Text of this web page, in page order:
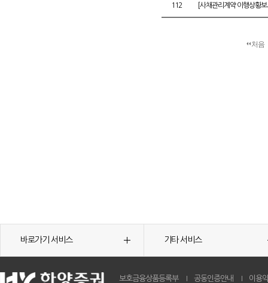
112 [사채관리계약 이행상황
처음
바로가기 서비스 기타 서비스
보호금융상품등록부 공동인증안내 이용